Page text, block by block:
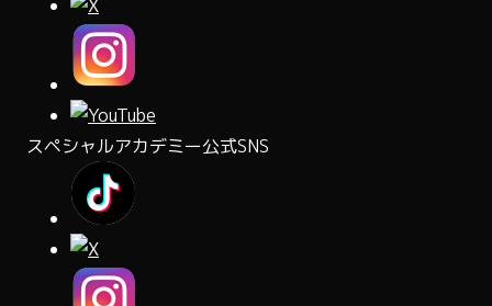
スペシャルアカデミー公式SNS